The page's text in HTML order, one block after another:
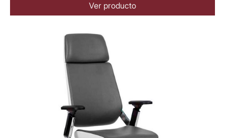
Ver producto